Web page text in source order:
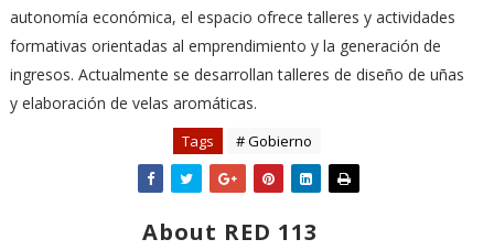
autonomía económica, el espacio ofrece talleres y actividades
formativas orientadas al emprendimiento y la generación de
ingresos. Actualmente se desarrollan talleres de diseño de uñas
y elaboración de velas aromáticas.
Tags # Gobierno
About RED 113